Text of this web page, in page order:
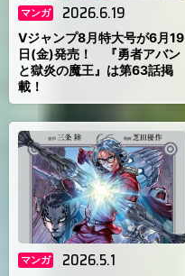
マンガ 2026.6.19
Vジャンプ8月特大号が6月19
日(金)発売！ 『勇者アバン
と獄炎の魔王』は第63話掲
載！
マンガ 2026.5.1